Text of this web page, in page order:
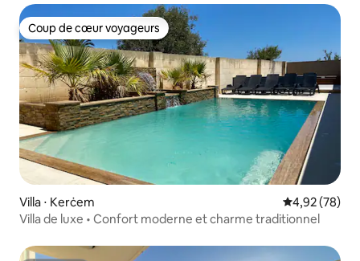
Coup de cœur voyageurs
Coup de cœur voyageurs
Villa ⋅ Kerċem Évaluation
4,92 (78)
Villa de luxe • Confort moderne et charme traditionnel